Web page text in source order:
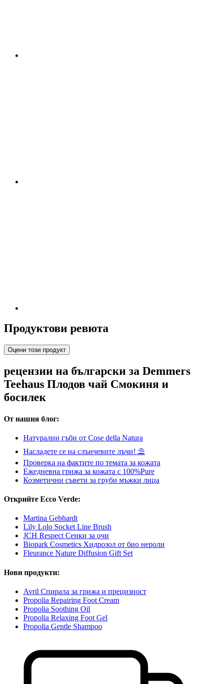
Продуктови ревюта
Оцени този продукт
рецензии на български за Demmers
Teehaus Плодов чай Смокиня и
босилек
От нашия блог:
Натурални гъби от Cose della Natura
Насладете се на слънчевите лъчи! ⛱
Проверка на фактите по темата за кожата
Ежедневна грижа за кожата с 100%Pure
Козметични съвети за груби мъжки лица
Открийте Ecco Verde:
Martina Gebhardt
Lily Lolo Socket Line Brush
JCH Respect Сенки за очи
Biopark Cosmetics Хидрозол от био нероли
Fleurance Nature Diffusion Gift Set
Нови продукти:
Avril Спирала за грижа и прецизност
Propolia Repairing Foot Cream
Propolia Soothing Oil
Propolia Relaxing Foot Gel
Propolia Gentle Shampoo